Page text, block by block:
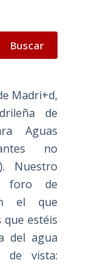
Buscar
Madri+d,
de
Aguas
no
Nuestro
foro de
el que
estéis
del agua
de vista: